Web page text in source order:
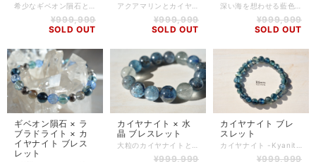
¥999,999
SOLD OUT
¥999,999
SOLD OUT
¥999,999
SOLD OUT
ギベオン隕石 × ラ
ブラドライト × カ
イヤナイト ブレス
レット
カイヤナイト × 水
晶 ブレスレット
¥999,999
カイヤナイト ブレ
スレット
¥999,999